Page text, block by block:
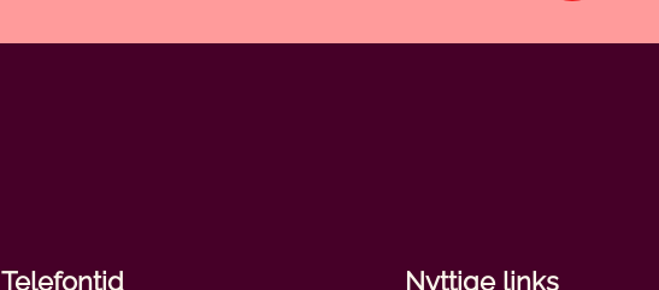
Telefontid Nyttige links